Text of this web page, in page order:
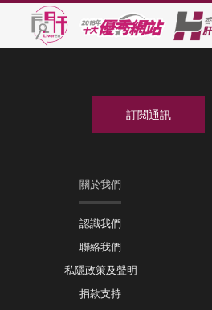
關於我們
認識我們
聯絡我們
私隱政策及聲明
捐款支持